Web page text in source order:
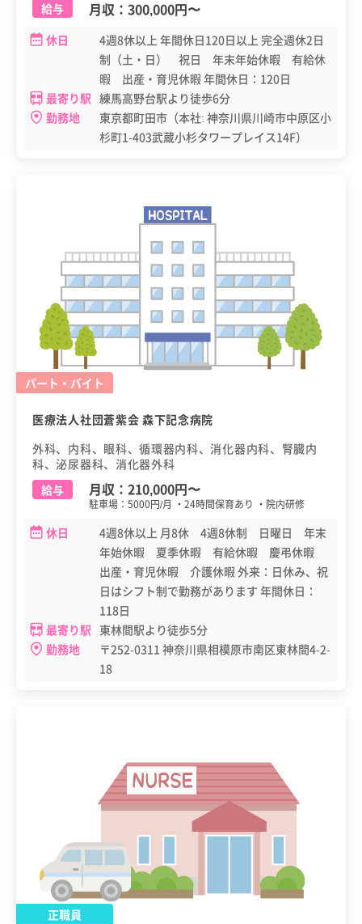
給与 月収： 300,000円〜
休日
4週8休以上 年間休日120日以上 完全週休2日
制（土・日） 祝日 年末年始休暇 有給休
暇 出産・育児休暇 年間休日：120日
最寄り駅 練馬高野台駅より徒歩6分
勤務地
東京都町田市（本社: 神奈川県川崎市中原区小
杉町1-403武蔵小杉タワープレイス14F）
パート・バイト
医療法人社団蒼紫会 森下記念病院
外科、内科、眼科、循環器内科、消化器内科、腎臓内
科、泌尿器科、消化器外科
給与
月収： 210,000円〜
駐車場：5000円/月 ・24時間保育あり ・院内研修
休日
4週8休以上 月8休 4週8休制 日曜日 年末
年始休暇 夏季休暇 有給休暇 慶弔休暇
出産・育児休暇 介護休暇 外来：日休み、祝
日はシフト制で勤務があります 年間休日：
118日
最寄り駅 東林間駅より徒歩5分
勤務地
〒252-0311 神奈川県相模原市南区東林間4-2-
18
正職員